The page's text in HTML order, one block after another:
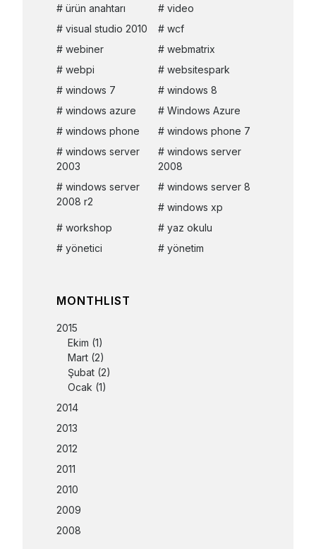
ürün anahtarı
video
visual studio 2010
wcf
webiner
webmatrix
webpi
websitespark
windows 7
windows 8
windows azure
Windows Azure
windows phone
windows phone 7
windows server
2003
windows server
2008
windows server
2008 r2
windows server 8
windows xp
workshop
yaz okulu
yönetici
yönetim
MONTHLIST
2015
Ekim (1)
Mart (2)
Şubat (2)
Ocak (1)
2014
2013
2012
2011
2010
2009
2008